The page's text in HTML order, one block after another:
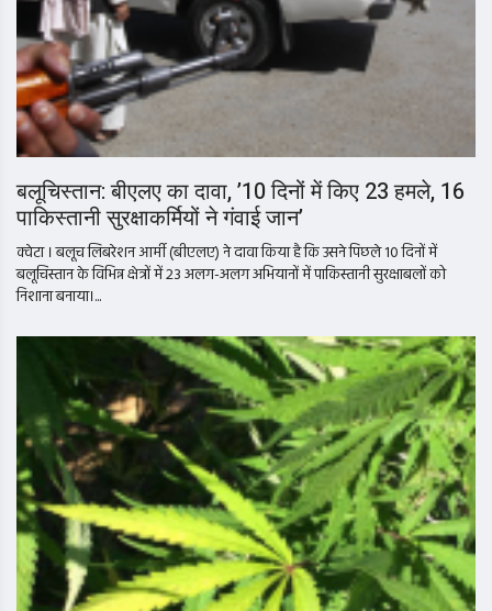
बलूचिस्तान: बीएलए का दावा, ’10 दिनों में किए 23 हमले, 16
पाकिस्तानी सुरक्षाकर्मियों ने गंवाई जान’
क्वेटा । बलूच लिबरेशन आर्मी (बीएलए) ने दावा किया है कि उसने पिछले 10 दिनों में
बलूचिस्तान के विभिन्न क्षेत्रों में 23 अलग-अलग अभियानों में पाकिस्तानी सुरक्षाबलों को
निशाना बनाया।...